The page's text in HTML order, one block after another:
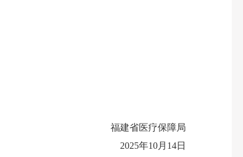
福建省医疗保障局
2025年10月14日